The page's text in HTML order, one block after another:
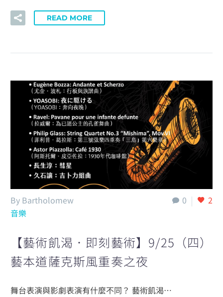
READ MORE
0 2
By Bartholomew
音樂
【藝術飢渴．即刻藝術】9/25（四）
藝本道薩克斯風重奏之夜
舞台表演與影劇表演有什麼不同？ 藝術飢渴…